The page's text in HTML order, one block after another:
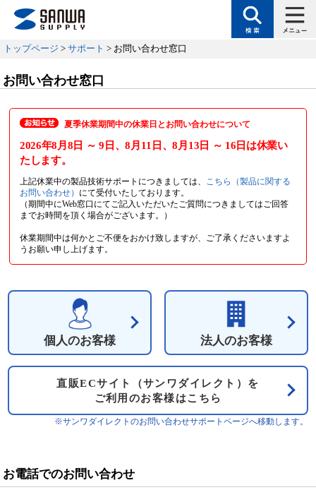
トップページ > サポート > お問い合わせ窓口
お問い合わせ窓口
夏季休業期間中の休業日とお問い合わせについて
2026年8月8日 ～ 9日 、8月11日 、8月13日 ～ 16日 は休業い
たします。
上記休業中の製品技術サポートにつきましては、
こちら（製品に関する
お問い合わせ） にて受付いたしております。
（期間中にWeb窓口にてご記入いただいたご質問につきましてはご回答
までお時間を頂く場合がございます。）
休業期間中は何かとご不便をおかけ致しますが、ご了承くださいますよ
うお願い申し上げます。
個人のお客様 法人のお客様
直販ECサイト（サンワダイレクト）を
ご利用のお客様はこちら
※サンワダイレクトのお問い合わせサポートページへ移動します。
お電話でのお問い合わせ